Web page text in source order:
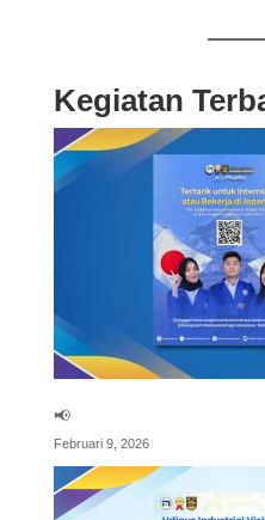
Kegiatan
📢
Februari 9, 2026